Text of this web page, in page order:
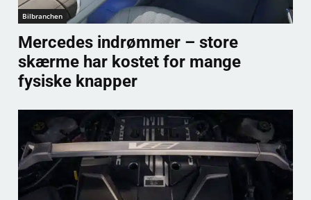
Bilbranchen
Mercedes indrømmer – store
skærme har kostet for mange
fysiske knapper